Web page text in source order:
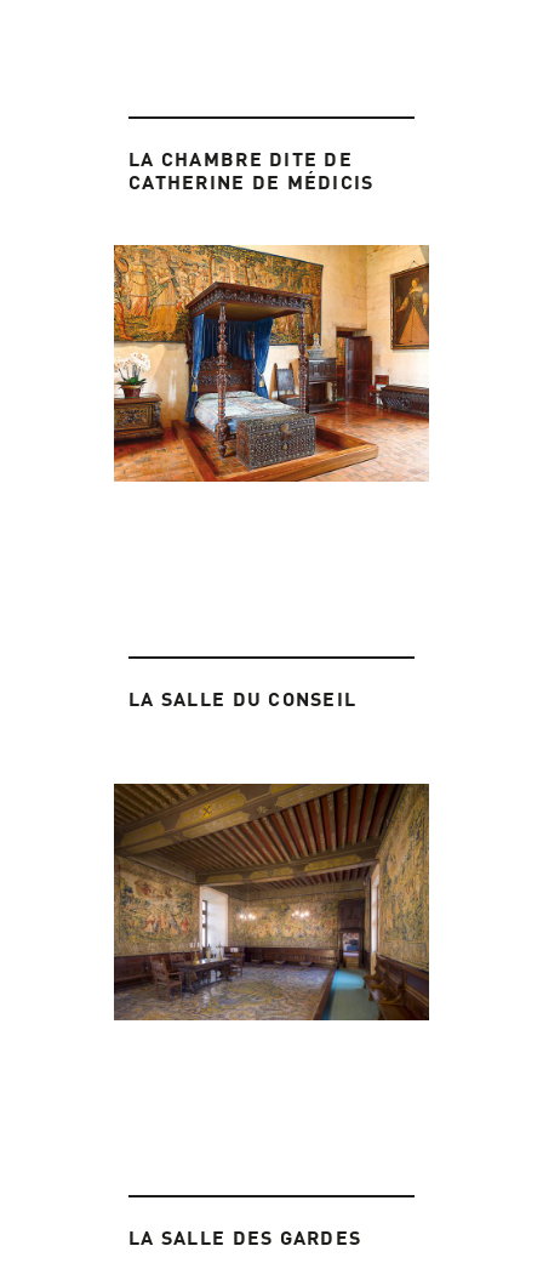
LA CHAMBRE DITE DE
CATHERINE DE MÉDICIS
LA SALLE DU CONSEIL
LA SALLE DES GARDES